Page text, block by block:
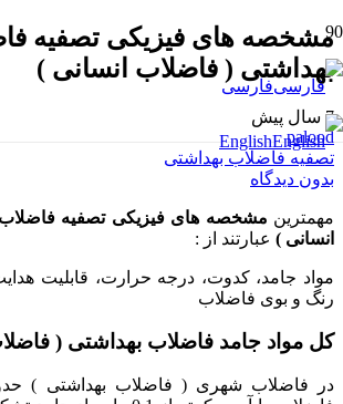
فارسی
English
مشخصه های فیزیکی تصفیه
بهداشتی ( فاضلاب انسانی )
7 سال پیش
palood
تصفیه فاضلاب بهداشتی
بدون دیدگاه
مهمترین مشخصه های فیزیکی تصفیه
انسانی ) عبارتند از :
مواد جامد، کدوت، درجه حرارت، قابلیت
رنگ و بوی فاضلاب
کل مواد جامد فاضلاب بهداشتی (